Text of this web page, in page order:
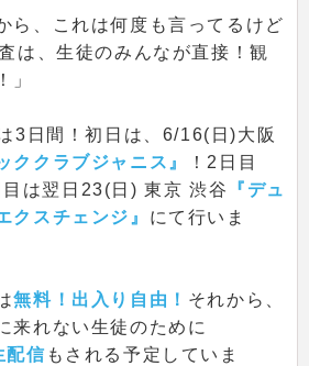
ら、これは何度も言ってるけど
は、生徒のみんなが直接！観
」
3日間！初日は、6/16(日)大阪
ククラブジャニス』
！2日目
は翌日23(日) 東京 渋谷
『デュ
クスチェンジ』 にて行いま
無料！出入り自由！ それから、
来れない生徒のために
配信 もされる予定していま